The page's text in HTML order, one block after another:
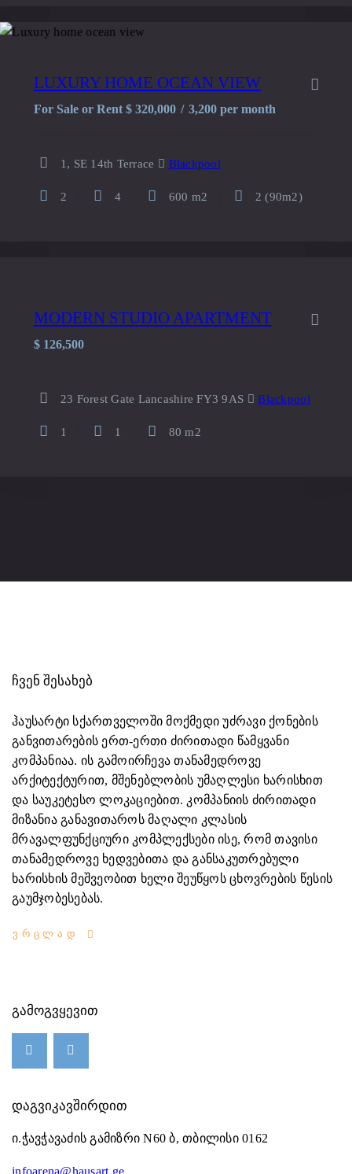
LUXURY HOME OCEAN VIEW
For Sale or Rent $ 320,000 3,200 per month
1, SE 14th Terrace Blackpool
2 4 600 m2 2 (90m2)
MODERN STUDIO APARTMENT
$ 126,500
23 Forest Gate Lancashire FY3 9AS Blackpool
1 1 80 m2
ᲩᲕᲔᲜ ᲨᲔᲡᲐᲮᲔᲑ
ჰაუსარტი სქართველოში მოქმედი უძრავი ქონების
განვითარების ერთ-ერთი ძირითადი წამყვანი
კომპანიაა. ის გამოირჩევა თანამედროვე
არქიტექტურით, მშენებლობის უმაღლესი ხარისხით
და საუკეტესო ლოკაციებით. კომპანიის ძირითადი
მიზანია განავითაროს მაღალი კლასის
მრავალფუნქციური კომპლექსები ისე, რომ თავისი
თანამედროვე ხედვებითა და განსაკუთრებული
ხარისხის მეშვეობით ხელი შეუწყოს ცხოვრების წესის
გაუმჯობესებას.
ᲕᲠᲪᲚᲐᲓ
ᲒᲐᲛᲝᲒᲕᲧᲔᲕᲘᲗ
ᲓᲐᲒᲕᲘᲙᲐᲕᲨᲘᲠᲓᲘᲗ
ი.ჭავჭავაძის გამიზრი N60 ბ, თბილისი 0162
infoarena@hausart.ge